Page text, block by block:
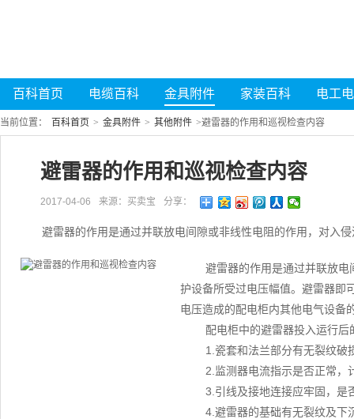
百科首页 电缆百科 金具附件 家装百科 电工
当前位置： 百科首页 > 金具附件 > 其他附件 >避雷器的作用和巡视检查内容
避雷器的作用和巡视检查内容
2017-04-06 来源：买卖宝 分享：
避雷器的作用是通过并联放电间隙或非线性电阻的作用，对入
避雷器的作用是通过并联放
护设备所受过电压幅值。避雷器即
电压造成的配电柜内其他电气设备
配电柜中的避雷器投入运行
1.瓷套和法兰部分有无裂纹破
2.监测器电流指示是否正常，
3.引线及接地连接应牢固，是
4.避雷器的基础有无裂纹及下